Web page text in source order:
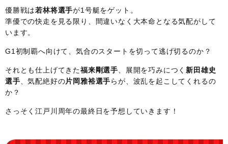
優勝戦は若林将選手が1号艇をゲット。
準優での快走を見る限り、間違いなく大本命となる気配がして
います。
G1初制覇へ向けて、気合のスタートを切って逃げ切るのか？
それとも仕上げてきた福来剛選手 、展開を巧みにつく 新田雄史
選手 、気配絶好の片岡雅裕選手らが、波乱を起こしてくれるの
か？
さっそく江戸川周年の最終日を予想していきます！